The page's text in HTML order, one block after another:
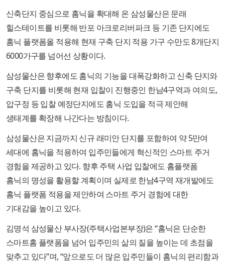
신축단지 중심으로 홈닉을 확대해 온 삼성물산은 문래
힐스테이트를 비롯해 반포 아크로리버파크 등 기존 단지에도
홈닉 플랫폼올 적용해 현재 구축 단지 적용 가구 수만도 8개단지
6000가구를 넘어선 상황이다.
삼성물산은 향후에도 홈닉의 기능을 대폭강화하고 신축 단지와
구축 단지를 비롯해 현재 입찰이 진행중인 한남4구역과 여의도,
압구정 등 입찰 예정단지에도 홈닉 도입을 적극 제안해
생태계를 확장해 나간다는 방침이다.
삼성물산은 지금까지 신규 래미안 단지를 포함하여 약 5만여
세대에 홈닉을 적용하여 입주민들에게 혁신적인 스마트 주거
경험을 제공하고 있다. 향후 주택 사업 입찰에도 홈플랫폼
홈닉의 명성을 활용할 계획이며 실제로 한남4구역 재개발에도
홈닉 플랫폼 적용을 제안하여 스마트 주거 경험에 대한
기대감을 높이고 있다.
김명석 삼성물산 부사장(주택사업본부장)은 “홈닉은 단순한
스마트홈 플랫폼을 넘어 입주민의 삶의 질을 높이는 데 초점을
맞추고 있다”며, “앞으로도 더 많은 입주민들이 홈닉의 편리함과